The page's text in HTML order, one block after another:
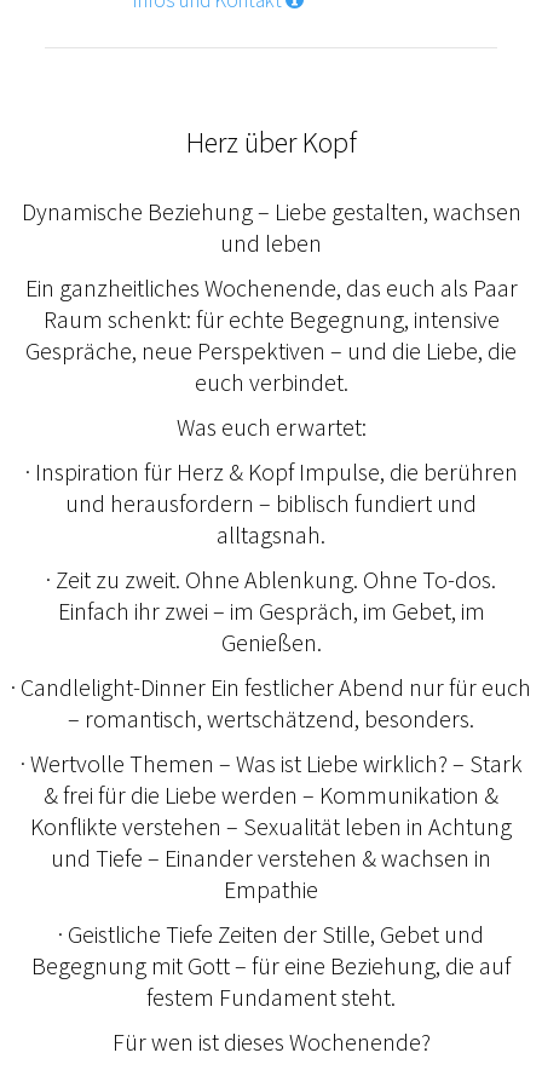
Herz über Kopf
Dynamische Beziehung – Liebe gestalten, wachsen
und leben
Ein ganzheitliches Wochenende, das euch als Paar
Raum schenkt: für echte Begegnung, intensive
Gespräche, neue Perspektiven – und die Liebe, die
euch verbindet.
Was euch erwartet:
· Inspiration für Herz & Kopf Impulse, die berühren
und herausfordern – biblisch fundiert und
alltagsnah.
· Zeit zu zweit. Ohne Ablenkung. Ohne To-dos.
Einfach ihr zwei – im Gespräch, im Gebet, im
Genießen.
· Candlelight-Dinner Ein festlicher Abend nur für euch
– romantisch, wertschätzend, besonders.
· Wertvolle Themen – Was ist Liebe wirklich? – Stark
& frei für die Liebe werden – Kommunikation &
Konflikte verstehen – Sexualität leben in Achtung
und Tiefe – Einander verstehen & wachsen in
Empathie
· Geistliche Tiefe Zeiten der Stille, Gebet und
Begegnung mit Gott – für eine Beziehung, die auf
festem Fundament steht.
Für wen ist dieses Wochenende?